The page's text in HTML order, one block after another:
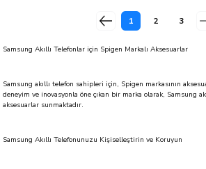
1 2 3
Samsung Akıllı Telefonlar için Spigen Markalı Aksesuarlar
Samsung akıllı telefon sahipleri için, Spigen markasının
deneyim ve inovasyonla öne çıkan bir marka olarak, Samsung
aksesuarlar sunmaktadır.
Samsung Akıllı Telefonunuzu Kişiselleştirin ve Koruyun